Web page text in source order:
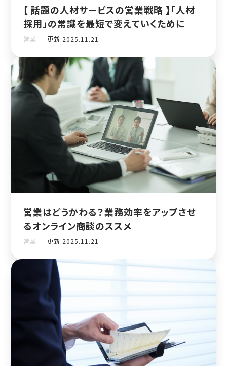
【 話題の人材サービスの営業戦略 】「人材
採用」の常識を最短で変えていくために
営業 ｜ 更新:2025.11.21
営業はどうかわる？業務効率をアップさせ
るオンライン商談のススメ
営業 ｜ 更新:2025.11.21